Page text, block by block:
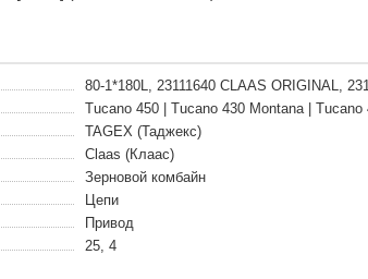
80-1*180L, 23111640 CLAAS ORIGINAL,
Tucano 450 | Tucano 430 Montana |
TAGEX (Таджекс)
Claas (Клаас)
Зерновой комбайн
Цепи
Привод
25, 4